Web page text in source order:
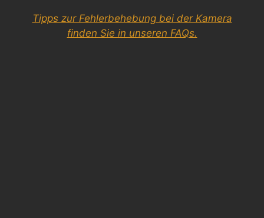
Tipps zur Fehlerbehebung bei der Kamera
finden Sie in unseren FAQs.